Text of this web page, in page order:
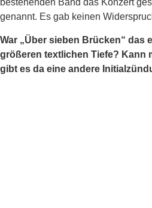
bestehenden Band das Konzert
genannt. Es gab keinen
War „Über sieben Brücken“ das
größeren textlichen Tiefe? Kann
gibt es da eine andere